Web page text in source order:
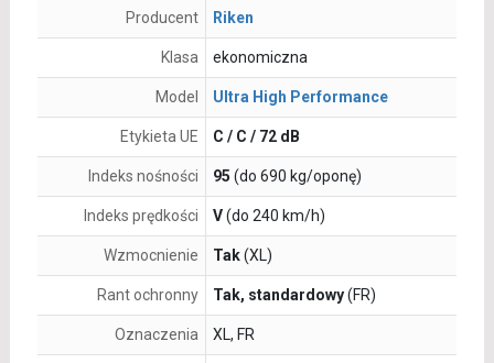
Producent Riken
Klasa ekonomiczna
Model Ultra High Performance
Etykieta UE C / C / 72 dB
Indeks nośności 95 (do 690 kg/oponę)
Indeks prędkości V(do 240 km/h)
Wzmocnienie Tak(XL)
Rant ochronny Tak, standardowy(FR)
Oznaczenia XL, FR